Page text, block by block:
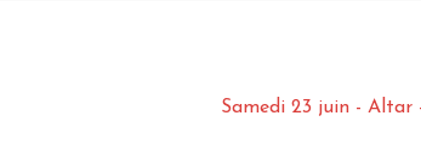
Samedi 23 juin - Altar